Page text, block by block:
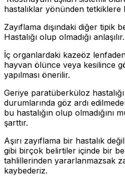
hastalıklar yönünden tetkiklere
Zayıflama dışındaki diğer tipik
Hastalığı olup olmadığı anlaşılır.
İç organlardaki kazeöz
hayvan ölünce veya kesilince
yapılması önerilir.
Geriye paratüberküloz hastalığı
durumlarında göz ardı
bu hastalığın olup olmadığını
şarttır.
Aşırı zayıflama bir hastalık
gibi birçok belirtiler içinde bir
tahlillerinden yararlanmazsak
kaybederiz.